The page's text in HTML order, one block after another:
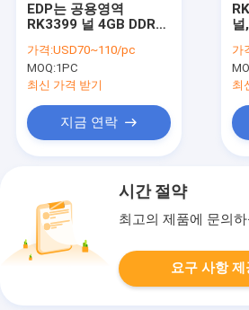
EDP는 공용영역
RK3399 널 4GB DDR
GPIO 터치스크린을 가
립니다
가격:USD70~110/pc
MOQ:1PC
최신 가격 받기
지금 연락
널
로
가
최
시간 절약
최고의 제품에 문의
요구 사항 제